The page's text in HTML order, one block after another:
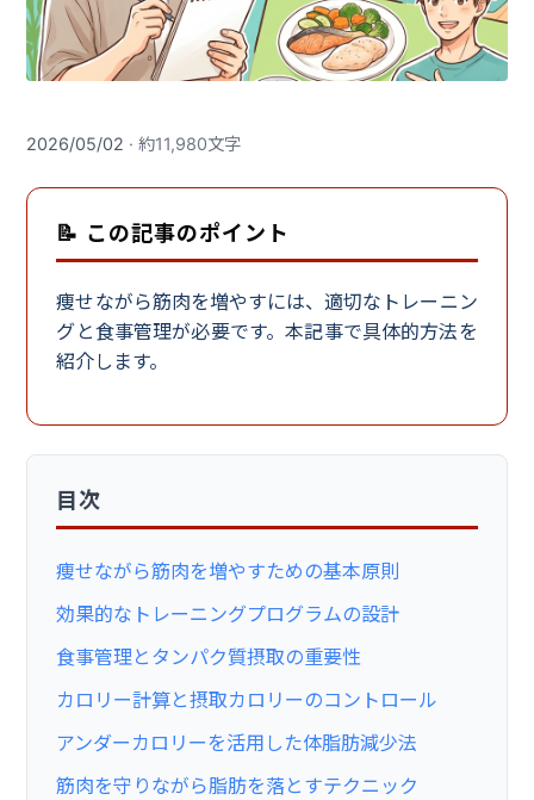
2026/05/02 · 約11,980文字
📝 この記事のポイント
痩せながら筋肉を増やすには、適切なトレーニン
グと食事管理が必要です。本記事で具体的方法を
紹介します。
目次
痩せながら筋肉を増やすための基本原則
効果的なトレーニングプログラムの設計
食事管理とタンパク質摂取の重要性
カロリー計算と摂取カロリーのコントロール
アンダーカロリーを活用した体脂肪減少法
筋肉を守りながら脂肪を落とすテクニック